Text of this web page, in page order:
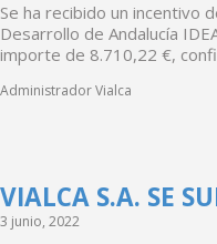
Se ha recibido un incentivo
Desarrollo de Andalucía
importe de 8.710,22 €,
Administrador Vialca
VIALCA S.A. SE
3 junio, 2022